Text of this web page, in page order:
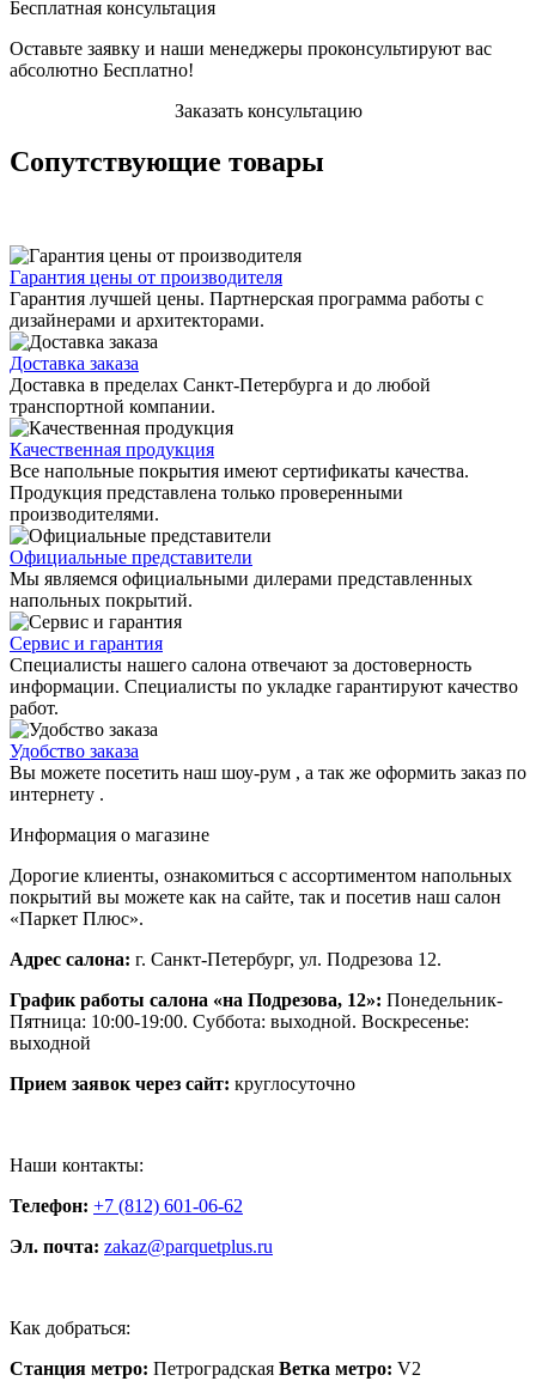
Бесплатная консультация
Оставьте заявку и наши менеджеры проконсультируют вас
абсолютно Бесплатно!
Заказать консультацию
Сопутствующие товары
Гарантия цены от производителя
Гарантия лучшей цены. Партнерская программа работы с
дизайнерами и архитекторами.
Доставка заказа
Доставка в пределах Санкт-Петербурга и до любой
транспортной компании.
Качественная продукция
Все напольные покрытия имеют сертификаты качества.
Продукция представлена только проверенными
производителями.
Официальные представители
Мы являемся официальными дилерами представленных
напольных покрытий.
Сервис и гарантия
Специалисты нашего салона отвечают за достоверность
информации. Специалисты по укладке гарантируют качество
работ.
Удобство заказа
Вы можете посетить наш шоу-рум , а так же оформить заказ по
интернету .
Информация о магазине
Дорогие клиенты, ознакомиться с ассортиментом напольных
покрытий вы можете как на сайте, так и посетив наш салон
«Паркет Плюс».
Адрес салона: г. Санкт-Петербург, ул. Подрезова 12.
График работы салона «на Подрезова, 12»: Понедельник-
Пятница: 10:00-19:00. Суббота: выходной. Воскресенье:
выходной
Прием заявок через сайт: круглосуточно
Наши контакты:
Телефон: +7 (812) 601-06-62
Эл. почта: zakaz@parquetplus.ru
Как добраться:
Станция метро: Петроградская Ветка метро: V2